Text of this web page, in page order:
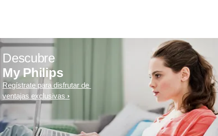
Descubre
My Philips
Regístrate para disfrutar de
ventajas exclusivas